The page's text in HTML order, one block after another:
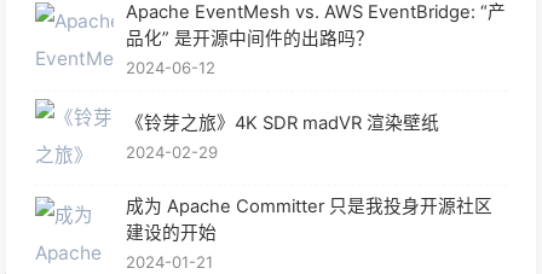
Apache EventMesh vs. AWS EventBridge: “产
品化” 是开源中间件的出路吗？
2024-06-12
《铃芽之旅》4K SDR madVR 渲染壁纸
2024-02-29
成为 Apache Committer 只是我投身开源社区
建设的开始
2024-01-21